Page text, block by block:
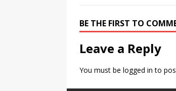
BE THE FIRST TO
Leave a Reply
You must be logged in to